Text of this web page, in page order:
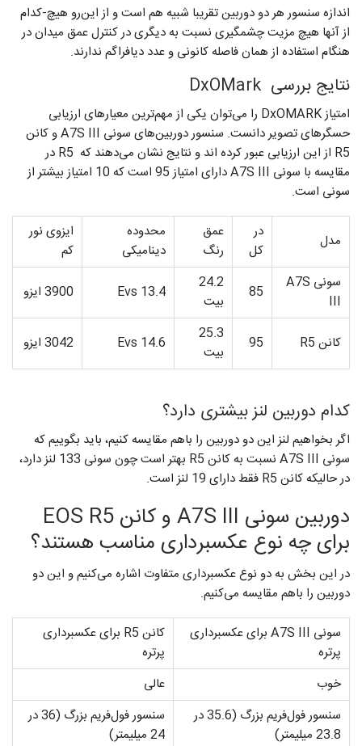
اندازه سنسور هر دو دوربین تقریبا شبیه هم است و از این‌رو هیچ-کدام
از آنها هیچ مزیت چشمگیری نسبت به دیگری در کنترل عمق میدان در
هنگام استفاده از همان فاصله کانونی و عدد دیافراگم ندارند.
نتایج بررسی DxOMark
امتیاز DxOMARK را می‌توان یکی از مهم‌ترین معیارهای ارزیابی
حسگرهای تصویر دانست. سنسور دوربین‌های سونی A7S III و کانن
R5 از این ارزیابی عبور کرده اند و نتایج نشان می‌دهند که R5 در
مقایسه با سونی A7S III دارای امتیاز 95 است که 10 امتیاز بیشتر از
سونی است.
مدل
در
کل
عمق
رنگ
محدوده
دینامیکی
ایزوی نور
کم
سونی A7S
III
85
24.2
بیت
13.4 Evs 3900 ایزو
کانن R5 95
25.3
بیت
14.6 Evs 3042 ایزو
کدام دوربین لنز بیشتری دارد؟
اگر بخواهیم لنز این دو دوربین را باهم مقایسه کنیم، باید بگوییم که
سونی A7S III نسبت به کانن R5 بهتر است چون سونی 133 لنز دارد،
در حالیکه کانن R5 فقط دارای 19 لنز است.
دوربین سونی A7S III و کانن EOS R5
برای چه نوع عکسبرداری مناسب هستند؟
در این بخش به دو نوع عکسبرداری متفاوت اشاره می‌کنیم و این دو
دوربین را باهم مقایسه می‌کنیم.
سونی A7S III برای عکسبرداری
پرتره
کانن R5 برای عکسبرداری
پرتره
خوب
عالی
سنسور فول­‌فریم بزرگ (35.6 در
23.8 میلی­متر)
سنسور فول­‌فریم بزرگ (36 در
24 میلی­متر)